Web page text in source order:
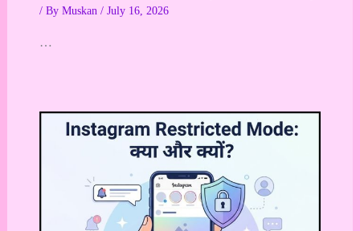
/ By Muskan / July 16, 2026
…